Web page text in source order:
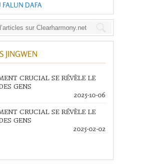
FALUN DAFA
JINGWEN
CRUCIAL SE RÉVÈLE LE
GENS
2025-10-06
CRUCIAL SE RÉVÈLE LE
GENS
2025-02-02